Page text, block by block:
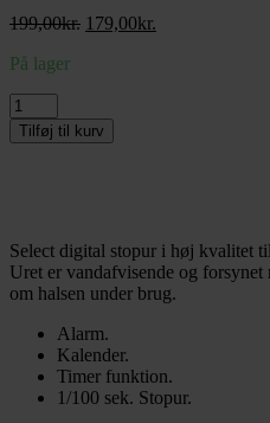
199,00kr. Den
179,00kr.
På lager
Select
Digital
Stopur
Tilføj til kurv
Select digital stopur i høj kvalitet
Uret er vandafvisende og
om halsen under brug.
Alarm.
Kalender.
Timer funktion.
1/100 sek. Stopur.